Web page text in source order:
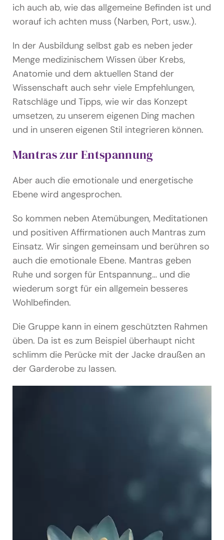
ich auch ab, wie das allgemeine Befinden ist und
worauf ich achten muss (Narben, Port, usw.).
In der Ausbildung selbst gab es neben jeder
Menge medizinischem Wissen über Krebs,
Anatomie und dem aktuellen Stand der
Wissenschaft auch sehr viele Empfehlungen,
Ratschläge und Tipps, wie wir das Konzept
umsetzen, zu unserem eigenen Ding machen
und in unseren eigenen Stil integrieren können.
Mantras zur Entspannung
Aber auch die emotionale und energetische
Ebene wird angesprochen.
So kommen neben Atemübungen, Meditationen
und positiven Affirmationen auch Mantras zum
Einsatz. Wir singen gemeinsam und berühren so
auch die emotionale Ebene. Mantras geben
Ruhe und sorgen für Entspannung… und die
wiederum sorgt für ein allgemein besseres
Wohlbefinden.
Die Gruppe kann in einem geschützten Rahmen
üben. Da ist es zum Beispiel überhaupt nicht
schlimm die Perücke mit der Jacke draußen an
der Garderobe zu lassen.